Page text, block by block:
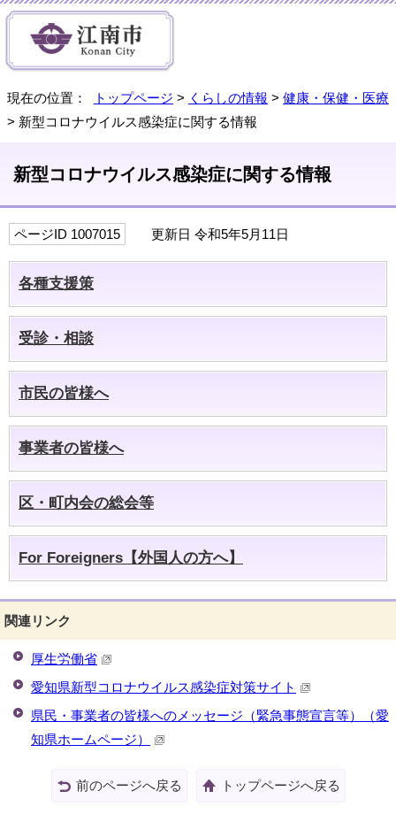
現在の位置： トップページ > くらしの情報 > 健康・保健・医療
> 新型コロナウイルス感染症に関する情報
新型コロナウイルス感染症に関する情報
ページID 1007015 更新日 令和5年5月11日
各種支援策
受診・相談
市民の皆様へ
事業者の皆様へ
区・町内会の総会等
For Foreigners【外国人の方へ】
関連リンク
厚生労働省
愛知県新型コロナウイルス感染症対策サイト
県民・事業者の皆様へのメッセージ（緊急事態宣言等）（愛
知県ホームページ）
前のページへ戻る トップページへ戻る